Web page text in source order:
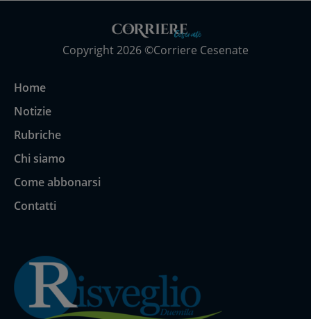
Copyright 2026 ©Corriere Cesenate
Home
Notizie
Rubriche
Chi siamo
Come abbonarsi
Contatti